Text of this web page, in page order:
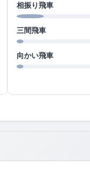
相振り飛車
三間飛車
向かい飛車